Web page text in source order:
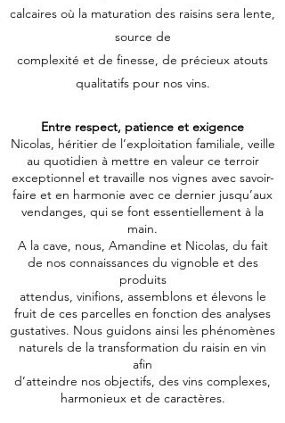
calcaires où la maturation des raisins sera lente,
source de
complexité et de finesse, de précieux atouts
qualitatifs pour nos vins.
Entre respect, patience et exigence
Nicolas, héritier de l’exploitation familiale, veille
au quotidien à mettre en valeur ce terroir
exceptionnel et travaille nos vignes avec savoir-
faire et en harmonie avec ce dernier jusqu’aux
vendanges, qui se font essentiellement à la
main.
A la cave, nous, Amandine et Nicolas, du fait
de nos connaissances du vignoble et des
produits
attendus, vinifions, assemblons et élevons le
fruit de ces parcelles en fonction des analyses
gustatives. Nous guidons ainsi les phénomènes
naturels de la transformation du raisin en vin
afin
d’atteindre nos objectifs, des vins complexes,
harmonieux et de caractères.